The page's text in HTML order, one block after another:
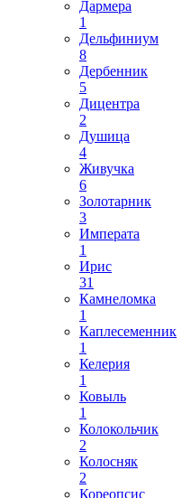
Дармера
1
Дельфиниум
8
Дербенник
5
Дицентра
2
Душица
4
Живучка
6
Золотарник
3
Императа
1
Ирис
31
Камнеломка
1
Каплесеменник
1
Келерия
1
Ковыль
1
Колокольчик
2
Колосняк
2
Кореопсис